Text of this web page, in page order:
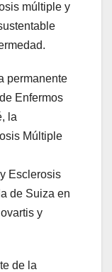
múltiple y
permanente
Enfermos
la
Múltiple
Esclerosis
de Suiza en
y
de la